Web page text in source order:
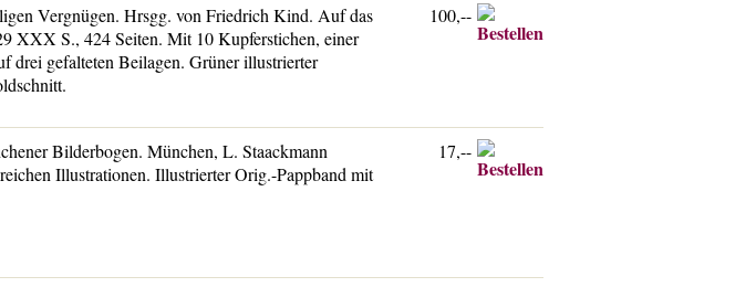
Vergnügen. Hrsgg. von Friedrich Kind. Auf das
XXX S., 424 Seiten. Mit 10 Kupferstichen, einer
drei gefalteten Beilagen. Grüner illustrierter
100,--
Bilderbogen. München, L. Staackmann
Illustrationen. Illustrierter Orig.-Pappband mit
17,--